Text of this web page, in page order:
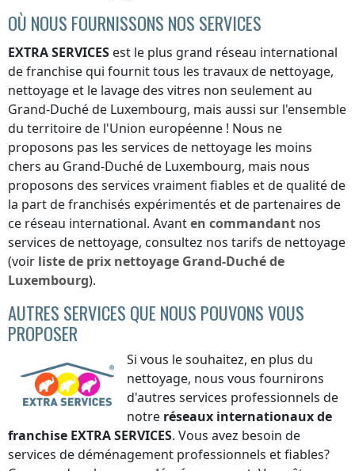
OÙ NOUS FOURNISSONS NOS SERVICES
EXTRA SERVICES est le plus grand réseau international
de franchise qui fournit tous les travaux de nettoyage,
nettoyage et le lavage des vitres non seulementau
Grand-Duché de Luxembourg, mais aussi sur l'ensemble
du territoire de l'Union européenne ! Nous ne
proposons pas les services de nettoyage les moins
chers au Grand-Duché de Luxembourg, mais nous
proposons des services vraiment fiables et de qualité de
la part de franchisés expérimentés et de partenaires de
ce réseau international. Avanten commandant nos
services de nettoyage, consultez nos tarifs de nettoyage
(voir liste de prix nettoyage Grand-Duché de
Luxembourg).
AUTRES SERVICES QUE NOUS POUVONS VOUS
PROPOSER
Si vous le souhaitez, en plus du
nettoyage, nous vous fournirons
d'autres services professionnels de
notre réseaux internationaux de
franchise EXTRA SERVICES. Vous avez besoin de
services de déménagement professionnels et fiables?